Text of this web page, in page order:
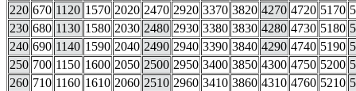
220 670 1120 1570 2020 2470 2920 3370 3820 4270 4720 5170
230 680 1130 1580 2030 2480 2930 3380 3830 4280 4730 5180
240 690 1140 1590 2040 2490 2940 3390 3840 4290 4740 5190
250 700 1150 1600 2050 2500 2950 3400 3850 4300 4750 5200
260 710 1160 1610 2060 2510 2960 3410 3860 4310 4760 5210